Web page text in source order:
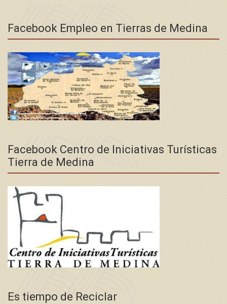
Facebook Empleo en Tierras de Medina
Facebook Centro de Iniciativas Turísticas
Tierra de Medina
Es tiempo de Reciclar